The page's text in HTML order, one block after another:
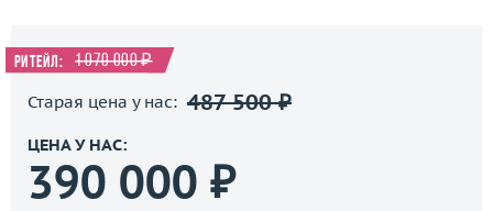
Ритейл: 1 070 000 ₽
Старая цена у нас: 487 500 ₽
ЦЕНА У НАС:
390 000 ₽